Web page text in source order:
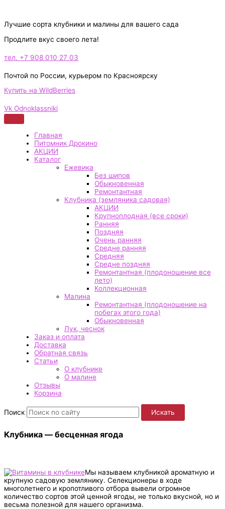
Лучшие сорта клубники и малины для вашего сада
Продлите вкус своего лета!
тел. +7 908 010 27 03
Почтой по России, курьером по Красноярску
Купить на WildBerries
Vk Odnoklassniki
Главная
Питомник Дрокино
АКЦИИ
Каталог
Ежевика
Без шипов
Обыкновенная
Ремонтантная
Клубника (земляника садовая)
АКЦИИ
Крупноплодная (все сроки)
Ранняя
Поздняя
Очень ранняя
Средне ранняя
Средняя
Средне поздняя
Ремонтантная (плодоношение все
лето)
Коллекционная
Малина
Ремонтантная (плодоношение на
побегах этого года)
Обыкновенная
Лук, чеснок
Заказ и оплата
Доставка
Обратная связь
Статьи
О клубнике
О малине
Отзывы
Корзина
Поиск Искать
Клубника — бесценная ягода
Мы называем клубникой ароматную и
крупную садовую землянику. Селекционеры в ходе
многолетнего и кропотливого отбора вывели огромное
количество сортов этой ценной ягоды, не только вкусной, но и
весьма полезной для нашего организма.